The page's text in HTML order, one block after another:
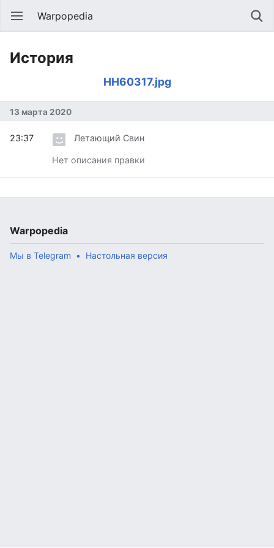
Warpopedia
История
HH60317.jpg
13 марта 2020
Летающий Свин
Нет описания правки
23:37
Warpopedia
Мы в Telegram Настольная версия